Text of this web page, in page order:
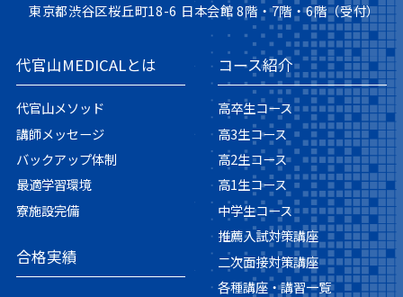
東京都渋谷区桜丘町18-6 日本会館 8階・7階・6階（受付）
代官山MEDICALとは
代官山メソッド
講師メッセージ
バックアップ体制
最適学習環境
寮施設完備
コース紹介
高卒生コース
高3生コース
高2生コース
高1生コース
中学生コース
推薦入試対策講座
二次面接対策講座
各種講座・講習一覧
合格実績